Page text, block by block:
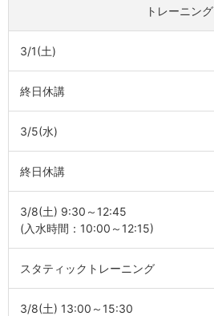
トレーニング
3/1(土)
終日休講
3/5(水)
終日休講
3/8(土) 9:30～12:45
(入水時間：10:00～12:15)
スタティックトレーニング
3/8(土) 13:00～15:30